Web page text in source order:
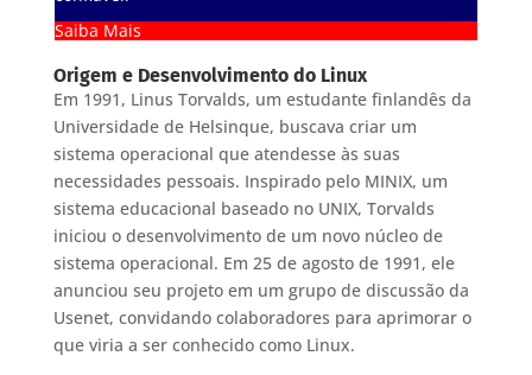
Saiba Mais
Origem e Desenvolvimento do Linux
Em 1991, Linus Torvalds, um estudante finlandês da
Universidade de Helsinque, buscava criar um
sistema operacional que atendesse às suas
necessidades pessoais. Inspirado pelo MINIX, um
sistema educacional baseado no UNIX, Torvalds
iniciou o desenvolvimento de um novo núcleo de
sistema operacional. Em 25 de agosto de 1991, ele
anunciou seu projeto em um grupo de discussão da
Usenet, convidando colaboradores para aprimorar o
que viria a ser conhecido como Linux.